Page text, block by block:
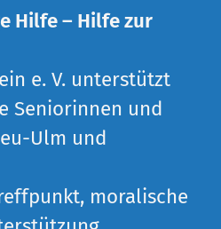
Hilfe – Hilfe zur
e. V. unterstützt
Seniorinnen und
Ulm und
moralische